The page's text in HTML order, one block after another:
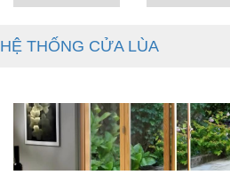
HỆ THỐNG CỬA LÙA